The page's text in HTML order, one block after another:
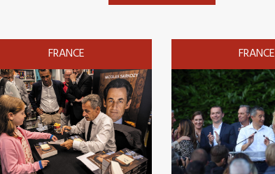
FRANCE FRANCE